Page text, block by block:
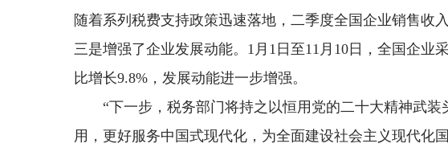
随着系列税费支持政策迅速落地，二季度全国企业销售收
三是增强了企业发展动能。1月1日至11月10日，全国企业
比增长9.8%，发展动能进一步增强。
“下一步，税务部门将持之以恒用党的二十大精神武
用，更好服务中国式现代化，为全面建设社会主义现代化